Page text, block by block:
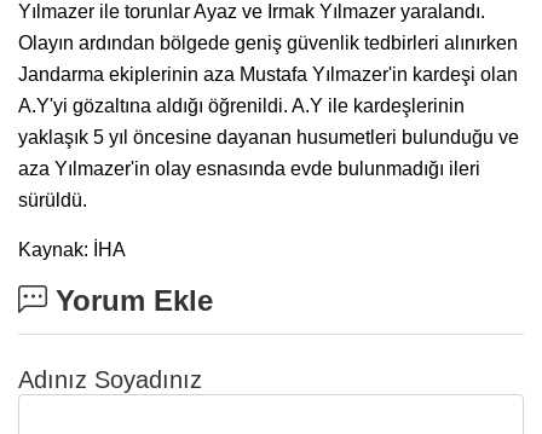
Yılmazer ile torunlar Ayaz ve Irmak Yılmazer yaralandı.
Olayın ardından bölgede geniş güvenlik tedbirleri alınırken
Jandarma ekiplerinin aza Mustafa Yılmazer'in kardeşi olan
A.Y'yi gözaltına aldığı öğrenildi. A.Y ile kardeşlerinin
yaklaşık 5 yıl öncesine dayanan husumetleri bulunduğu ve
aza Yılmazer'in olay esnasında evde bulunmadığı ileri
sürüldü.
Kaynak: İHA
Yorum Ekle
Adınız Soyadınız